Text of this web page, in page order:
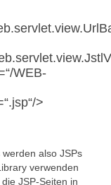
WEB-
>
also JSPs
verwenden
JSP-Seiten in